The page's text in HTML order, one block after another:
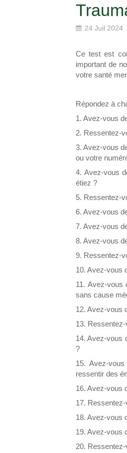
24 Juil 2024
Ce test est
important de
votre santé
Répondez à
1. Avez-vous
2. Ressentez-
3. Avez-vous
ou votre
4. Avez-vous
étiez ?
5. Ressentez-
6. Avez-vous
7. Avez-vous
8. Avez-vous
9. Ressentez-
10. Avez-vous
11. Avez-vous
sans cause
12. Avez-vous
13.
14. Avez-vous
?
15. Avez-
ressentir des
16. Avez-vous
17.
18. Avez-vous
19. Avez-vous
20.